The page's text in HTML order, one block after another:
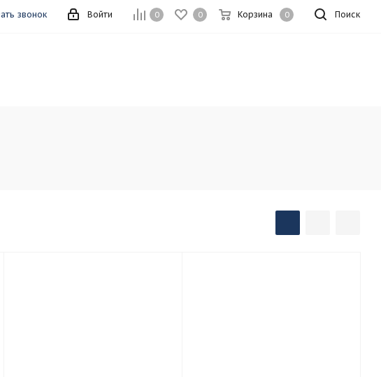
Поиск
0 0 Корзина 0
Войти
звонок